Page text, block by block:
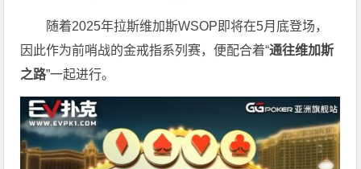
随着2025年拉斯维加斯WSOP即将在5月底登场，
因此作为前哨战的金戒指系列赛，便配合着“通往维加斯
之路”一起进行。